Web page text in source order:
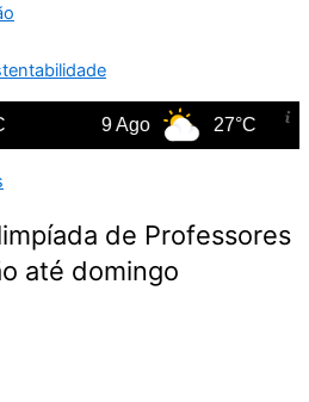
9 Ago 27°C
de Professores
até domingo